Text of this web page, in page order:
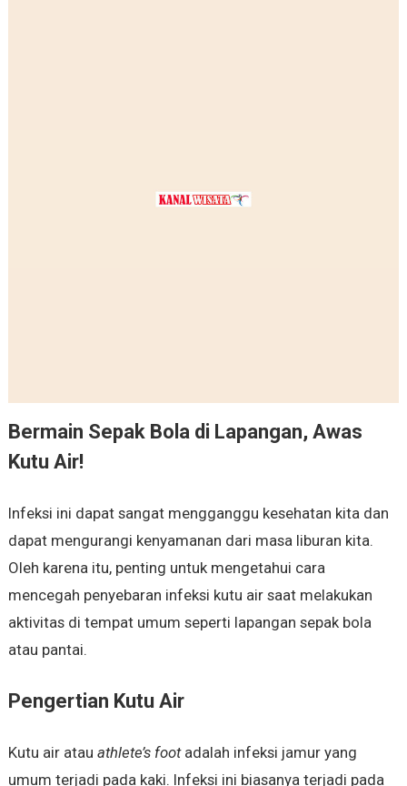
Bermain Sepak Bola di Lapangan, Awas
Kutu Air!
Infeksi ini dapat sangat mengganggu kesehatan kita dan
dapat mengurangi kenyamanan dari masa liburan kita.
Oleh karena itu, penting untuk mengetahui cara
mencegah penyebaran infeksi kutu air saat melakukan
aktivitas di tempat umum seperti lapangan sepak bola
atau pantai.
Pengertian Kutu Air
Kutu air atau athlete’s footadalah infeksi jamur yang
umum terjadi pada kaki. Infeksi ini biasanya terjadi pada